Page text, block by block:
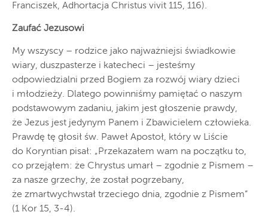
Franciszek, Adhortacja Christus vivit 115, 116).
Zaufać Jezusowi
My wszyscy – rodzice jako najważniejsi świadkowie
wiary, duszpasterze i katecheci – jesteśmy
odpowiedzialni przed Bogiem za rozwój wiary dzieci
i młodzieży. Dlatego powinniśmy pamiętać o naszym
podstawowym zadaniu, jakim jest głoszenie prawdy,
że Jezus jest jedynym Panem i Zbawicielem człowieka.
Prawdę tę głosił św. Paweł Apostoł, który w Liście
do Koryntian pisał: „Przekazałem wam na początku to,
co przejąłem: że Chrystus umarł – zgodnie z Pismem –
za nasze grzechy, że został pogrzebany,
że zmartwychwstał trzeciego dnia, zgodnie z Pismem”
(1 Kor 15, 3-4).